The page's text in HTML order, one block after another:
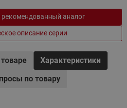
рекомендованный аналог
описание серии
Характеристики
по товару